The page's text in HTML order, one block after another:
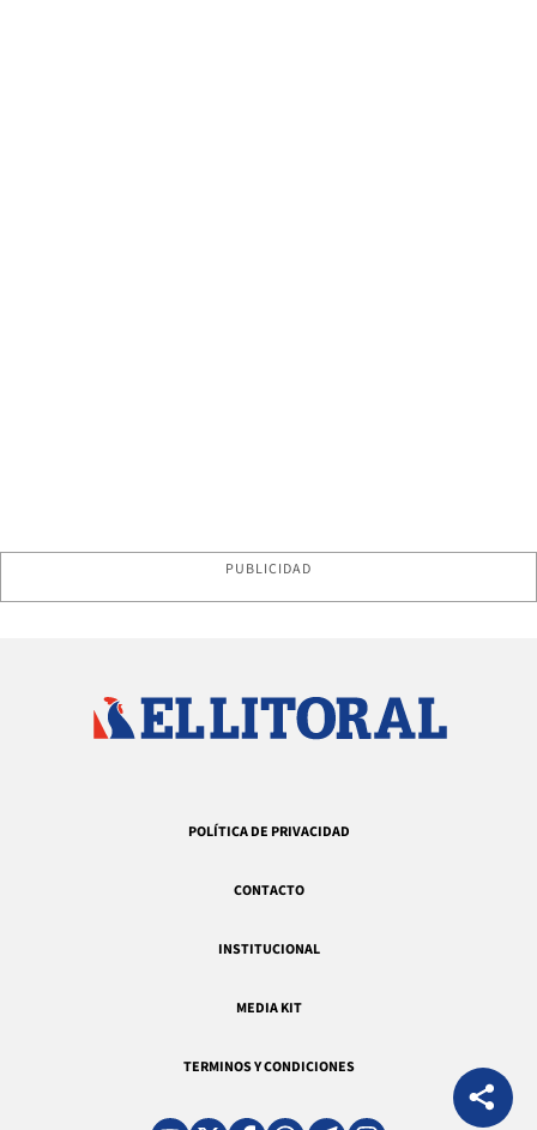
PUBLICIDAD
POLÍTICA DE PRIVACIDAD
CONTACTO
INSTITUCIONAL
MEDIA KIT
TERMINOS Y CONDICIONES